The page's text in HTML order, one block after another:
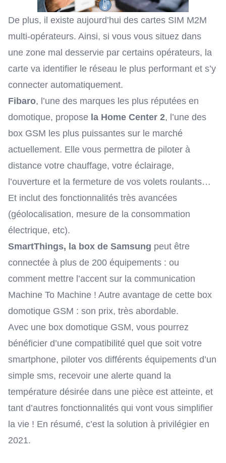
De plus, il existe aujourd’hui des cartes SIM M2M
multi-opérateurs. Ainsi, si vous vous situez dans
une zone mal desservie par certains opérateurs, la
carte va identifier le réseau le plus performant et s’y
connecter automatiquement.
Fibaro, l’une des marques les plus réputées en
domotique, propose la Home Center 2, l’une des
box GSM les plus puissantes sur le marché
actuellement. Elle vous permettra de piloter à
distance votre chauffage, votre éclairage,
l’ouverture et la fermeture de vos volets roulants…
Et inclut des fonctionnalités très avancées
(géolocalisation, mesure de la consommation
électrique, etc).
SmartThings, la box de Samsung peut être
connectée à plus de 200 équipements : ou
comment mettre l’accent sur la communication
Machine To Machine ! Autre avantage de cette box
domotique GSM : son prix, très abordable.
Avec une box domotique GSM, vous pourrez
bénéficier d’une compatibilité quel que soit votre
smartphone, piloter vos différents équipements d’un
simple sms, recevoir une alerte quand la
température désirée dans une pièce est atteinte, et
tant d’autres fonctionnalités qui vont vous simplifier
la vie ! En résumé, c’est la solution à privilégier en
2021.